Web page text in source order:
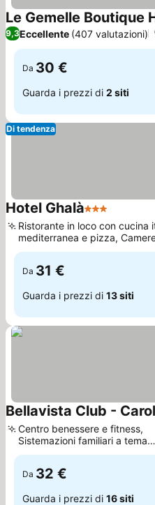
Le Gemelle Boutique
9,3Eccellente (407 valutazioni)
Da 30 €
Guarda i prezzi di 2 siti
Di tendenza
Hotel Ghalà3 Stelle
Ristorante in loco con cucina
mediterranea e pizza,
accesso al giardino
Da 31 €
Guarda i prezzi di 13 siti
Bellavista Club -
Centro benessere e fitness,
Sistemazioni familiari a tema
marittimo
Da 32 €
Guarda i prezzi di 16 siti